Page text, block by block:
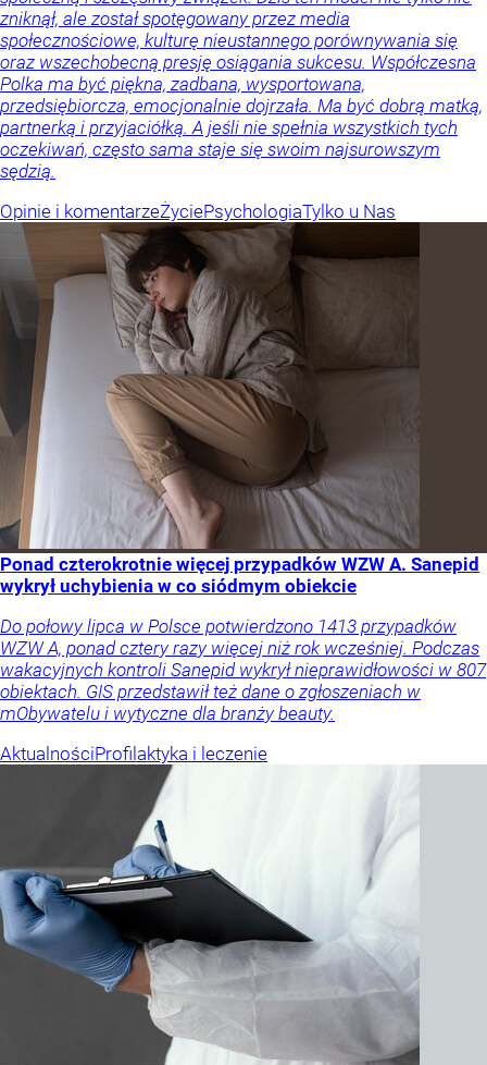
zniknął, ale został spotęgowany przez media
społecznościowe, kulturę nieustannego porównywania się
oraz wszechobecną presję osiągania sukcesu. Współczesna
Polka ma być piękna, zadbana, wysportowana,
przedsiębiorcza, emocjonalnie dojrzała. Ma być dobrą matką,
partnerką i przyjaciółką. A jeśli nie spełnia wszystkich tych
oczekiwań, często sama staje się swoim najsurowszym
sędzią.
Opinie i komentarzeŻyciePsychologiaTylko u Nas
Ponad czterokrotnie więcej przypadków WZW A. Sanepid
wykrył uchybienia w co siódmym obiekcie
Do połowy lipca w Polsce potwierdzono 1413 przypadków
WZW A, ponad cztery razy więcej niż rok wcześniej. Podczas
wakacyjnych kontroli Sanepid wykrył nieprawidłowości w 807
obiektach. GIS przedstawił też dane o zgłoszeniach w
mObywatelu i wytyczne dla branży beauty.
AktualnościProfilaktyka i leczenie